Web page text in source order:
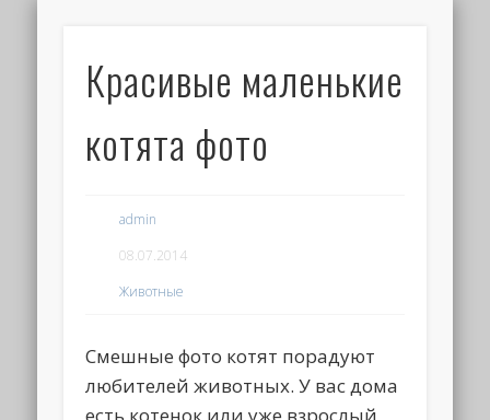
Красивые маленькие
котята фото
admin
08.07.2014
Животные
Смешные фото котят порадуют
любителей животных. У вас дома